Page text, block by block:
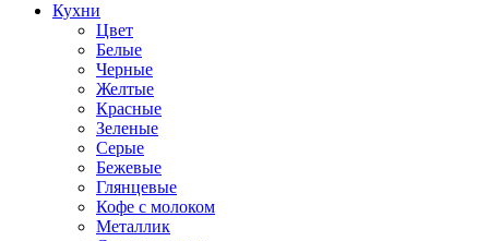
Кухни
Цвет
Белые
Черные
Желтые
Красные
Зеленые
Серые
Бежевые
Глянцевые
Кофе с молоком
Металлик